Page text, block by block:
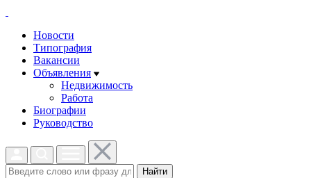
Новости
Типография
Вакансии
Объявления
Недвижимость
Работа
Биографии
Руководство
Найти